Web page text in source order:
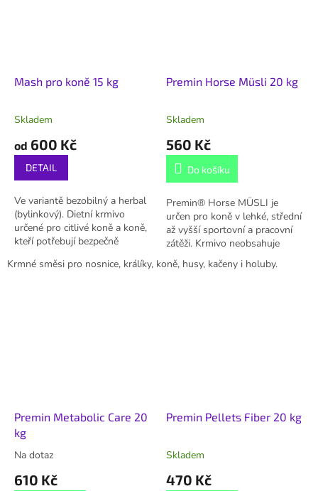
Mash pro koně 15 kg
Skladem
od 600 Kč
DETAIL
Ve variantě bezobilný a herbal
(bylinkový). Dietní krmivo
určené pro citlivé koně a koně,
kteří potřebují bezpečně
zátěži, porodu nebo při/po...
Premin Horse Müsli 20 kg
Skladem
560 Kč
Do košíku
Premin® Horse MÜSLI je
určen pro koně v lehké, střední
až vyšší sportovní a pracovní
zátěži. Krmivo neobsahuje
oves, proto je vhodné i pro
nervóznější koně krmené...
Krmné směsi pro nosnice, králíky, koně, husy, kačeny i holuby.
Premin Metabolic Care 20
kg
Na dotaz
610 Kč
Premin Pellets Fiber 20 kg
Skladem
470 Kč